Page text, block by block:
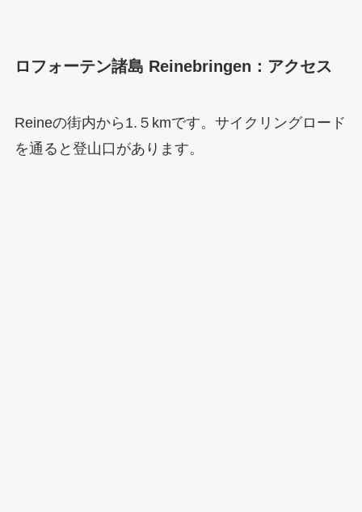
ロフォーテン諸島 Reinebringen：アクセス
Reineの街内から1.５kmです。サイクリングロード
を通ると登山口があります。